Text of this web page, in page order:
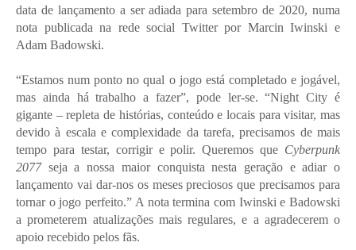
data de lançamento a ser adiada para setembro de 2020, numa
nota publicada na rede social Twitter por Marcin Iwinski e
Adam Badowski.
“Estamos num ponto no qual o jogo está completado e jogável,
mas ainda há trabalho a fazer”, pode ler-se. “Night City é
gigante – repleta de histórias, conteúdo e locais para visitar, mas
devido à escala e complexidade da tarefa, precisamos de mais
tempo para testar, corrigir e polir. Queremos que Cyberpunk
2077seja a nossa maior conquista nesta geração e adiar o
lançamento vai dar-nos os meses preciosos que precisamos para
tornar o jogo perfeito.” A nota termina com Iwinski e Badowski
a prometerem atualizações mais regulares, e a agradecerem o
apoio recebido pelos fãs.